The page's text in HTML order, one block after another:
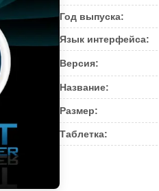
Год выпуска:
Язык интерфейса:
Версия:
Название:
Размер:
Таблетка: